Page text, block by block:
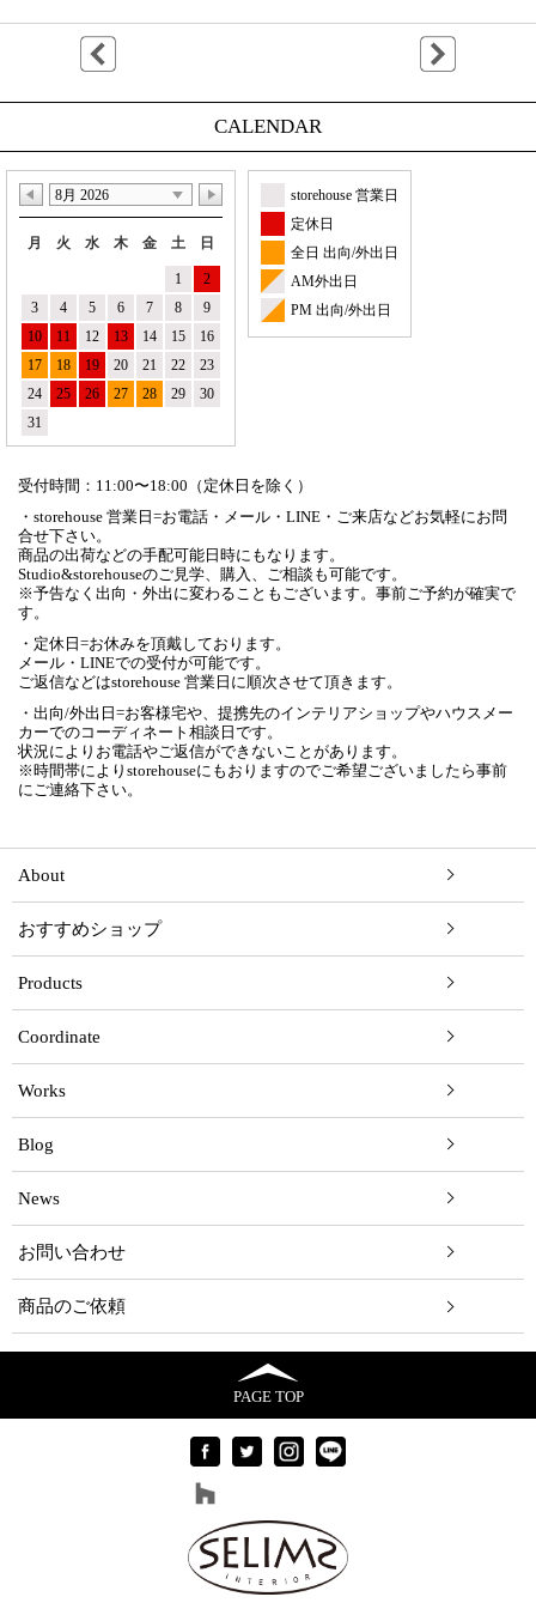
CALENDAR
8月 2026
月 火 水 木 金 土 日
1
2
3
4 5 6 7 8
9
10
11 12 13 14 15
16
17
18 19 20 21 22
23
24
25 26 27 28 29
30
31
storehouse 営業日
定休日
全日 出向/外出日
AM外出日
PM 出向/外出日
受付時間：11:00〜18:00（定休日を除く）
・storehouse 営業日=お電話・メール・LINE・ご来店などお気軽にお問
合せ下さい。
商品の出荷などの手配可能日時にもなります。
Studio&storehouseのご見学、購入、ご相談も可能です。
※予告なく出向・外出に変わることもございます。事前ご予約が確実で
す。
・定休日=お休みを頂戴しております。
メール・LINEでの受付が可能です。
ご返信などはstorehouse 営業日に順次させて頂きます。
・出向/外出日=お客様宅や、提携先のインテリアショップやハウスメー
カーでのコーディネート相談日です。
状況によりお電話やご返信ができないことがあります。
※時間帯によりstorehouseにもおりますのでご希望ございましたら事前
にご連絡下さい。
About
おすすめショップ
Products
Coordinate
Works
Blog
News
お問い合わせ
商品のご依頼
PAGE TOP